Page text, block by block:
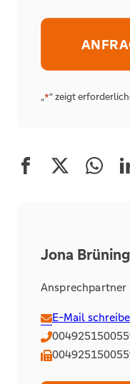
„*“ zeigt
Alternative:
Jona Brüning
Ansprechpartner
E-Mail